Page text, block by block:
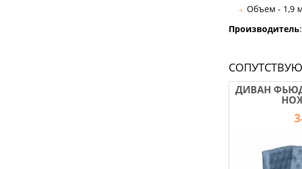
Объем - 1,9
Производитель
ДИВАН